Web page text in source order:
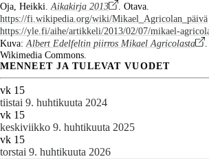
Oja, Heikki.Aikakirja 2013
. Otava.
https://fi.wikipedia.org/wiki/Mikael_Agricolan_päivä
https://yle.fi/aihe/artikkeli/2013/02/07/mikael-
Kuva:Albert Edelfeltin piirros Mikael Agricolasta
Wikimedia Commons.
MENNEET JA TULEVAT VUODET
vk 15
tiistai 9. huhtikuuta 2024
vk 15
keskiviikko 9. huhtikuuta 2025
vk 15
torstai 9. huhtikuuta 2026